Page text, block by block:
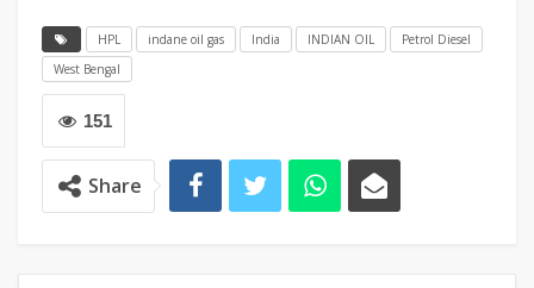
HPL indane oil gas India INDIAN OIL
Petrol Diesel
West Bengal
151
Share